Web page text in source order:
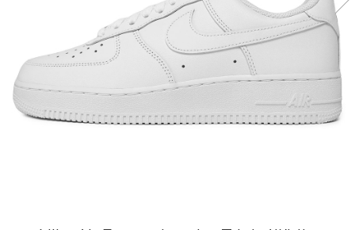
Jordan 12
Jordan 14
Jordan 2
Jordan 3